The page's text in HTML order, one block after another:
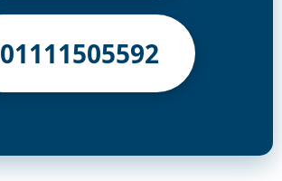
01111505592